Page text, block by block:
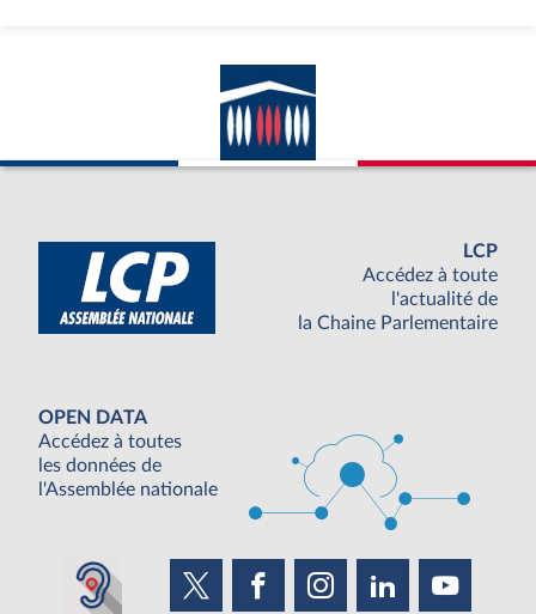
LCP
Accédez à toute
l'actualité de
la Chaine Parlementaire
OPEN DATA
Accédez à toutes
les données de
l'Assemblée nationale